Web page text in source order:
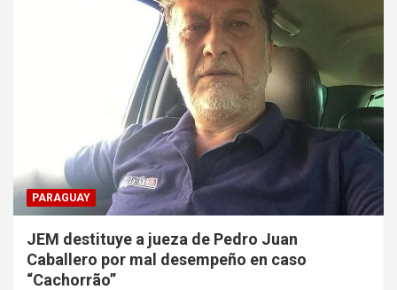
PARAGUAY
JEM destituye a jueza de Pedro Juan
Caballero por mal desempeño en caso
“Cachorrão”